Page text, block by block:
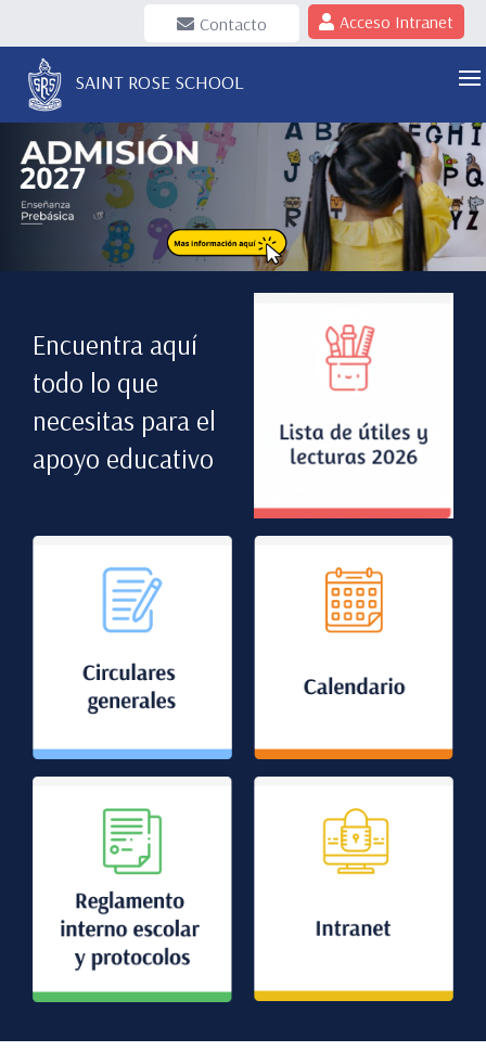
Contacto Acceso Intranet
SAINT ROSE SCHOOL
Encuentra aquí
todo lo que
necesitas para el
apoyo educativo